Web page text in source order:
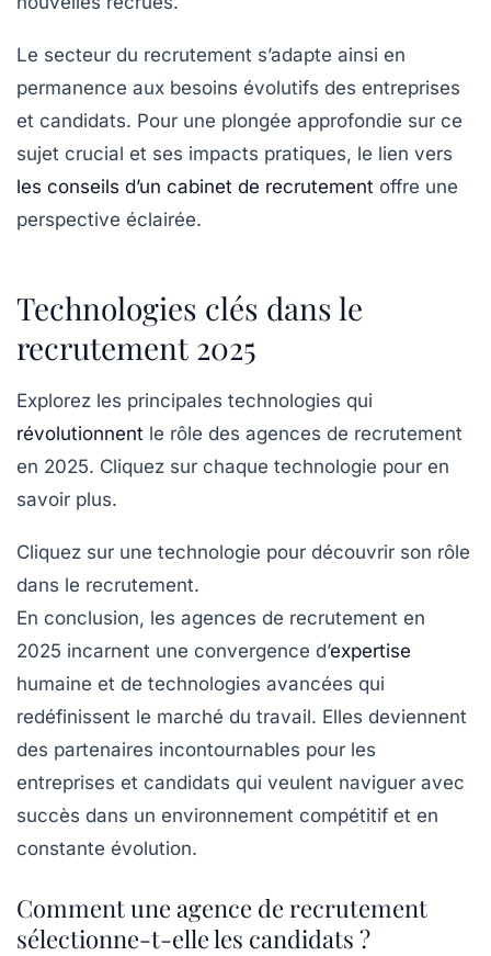
Le secteur du recrutement s’adapte ainsi en
permanence aux besoins évolutifs des entreprises
et candidats. Pour une plongée approfondie sur ce
sujet crucial et ses impacts pratiques, le lien vers
les conseils d’un cabinet de recrutement offre une
perspective éclairée.
Technologies clés dans le
recrutement 2025
Explorez les principales technologies qui
révolutionnent le rôle des agences de recrutement
en 2025. Cliquez sur chaque technologie pour en
savoir plus.
Cliquez sur une technologie pour découvrir son rôle
dans le recrutement.
En conclusion, les agences de recrutement en
2025 incarnent une convergence d’expertise
humaine et de technologies avancées qui
redéfinissent le marché du travail. Elles deviennent
des partenaires incontournables pour les
entreprises et candidats qui veulent naviguer avec
succès dans un environnement compétitif et en
constante évolution.
Comment une agence de recrutement
sélectionne-t-elle les candidats ?